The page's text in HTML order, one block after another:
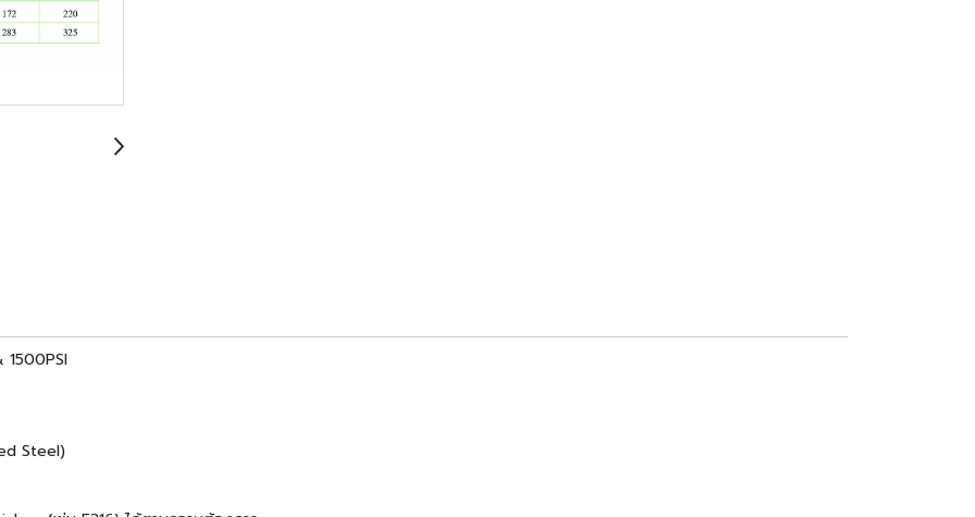
Steel)